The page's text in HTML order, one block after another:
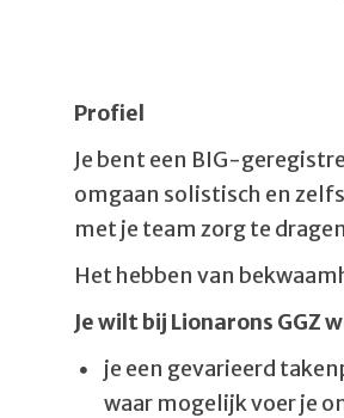
Profiel
Je bent een BIG-
omgaan solistisch en
met je team zorg te
Het hebben van
Je wilt bij Lionarons GGZ
je een gevarieerd
waar mogelijk voer je